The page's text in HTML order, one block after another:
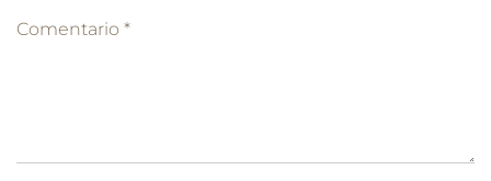
Comentario *